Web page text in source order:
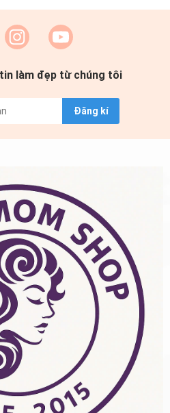
tin làm đẹp từ chúng tôi
Đăng kí